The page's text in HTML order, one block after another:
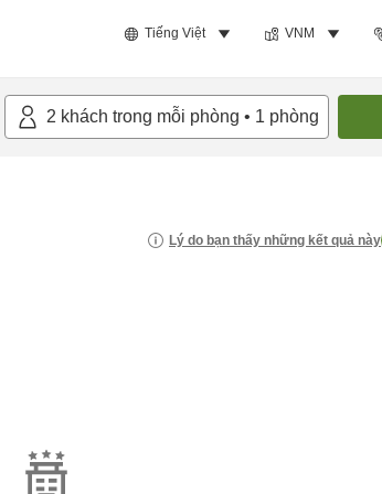
Tiếng Việt VNM
2 khách trong mỗi phòng • 1 phòng
Lý do bạn thấy những kết quả này